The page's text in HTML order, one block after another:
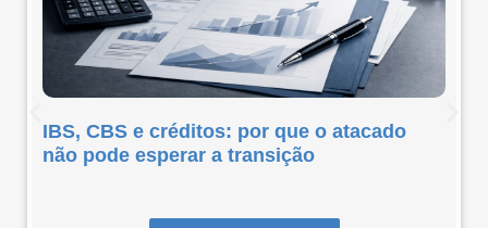
IBS, CBS e créditos: por que o atacado
não pode esperar a transição